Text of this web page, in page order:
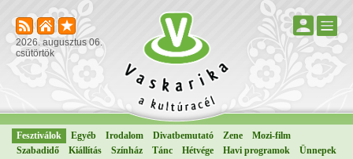
2026. augusztus 06.
csütörtök
Fesztiválok Egyéb Irodalom Divatbemutató Zene
Mozi-film
Szabadidő
Kiállítás Színház Tánc Hétvége Havi programok
Ünnepek